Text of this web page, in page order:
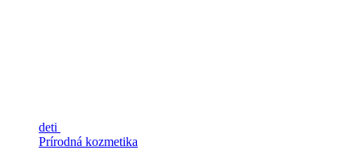
deti
Prírodná kozmetika